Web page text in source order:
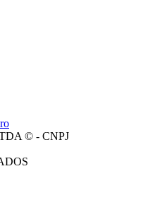
© - CNPJ